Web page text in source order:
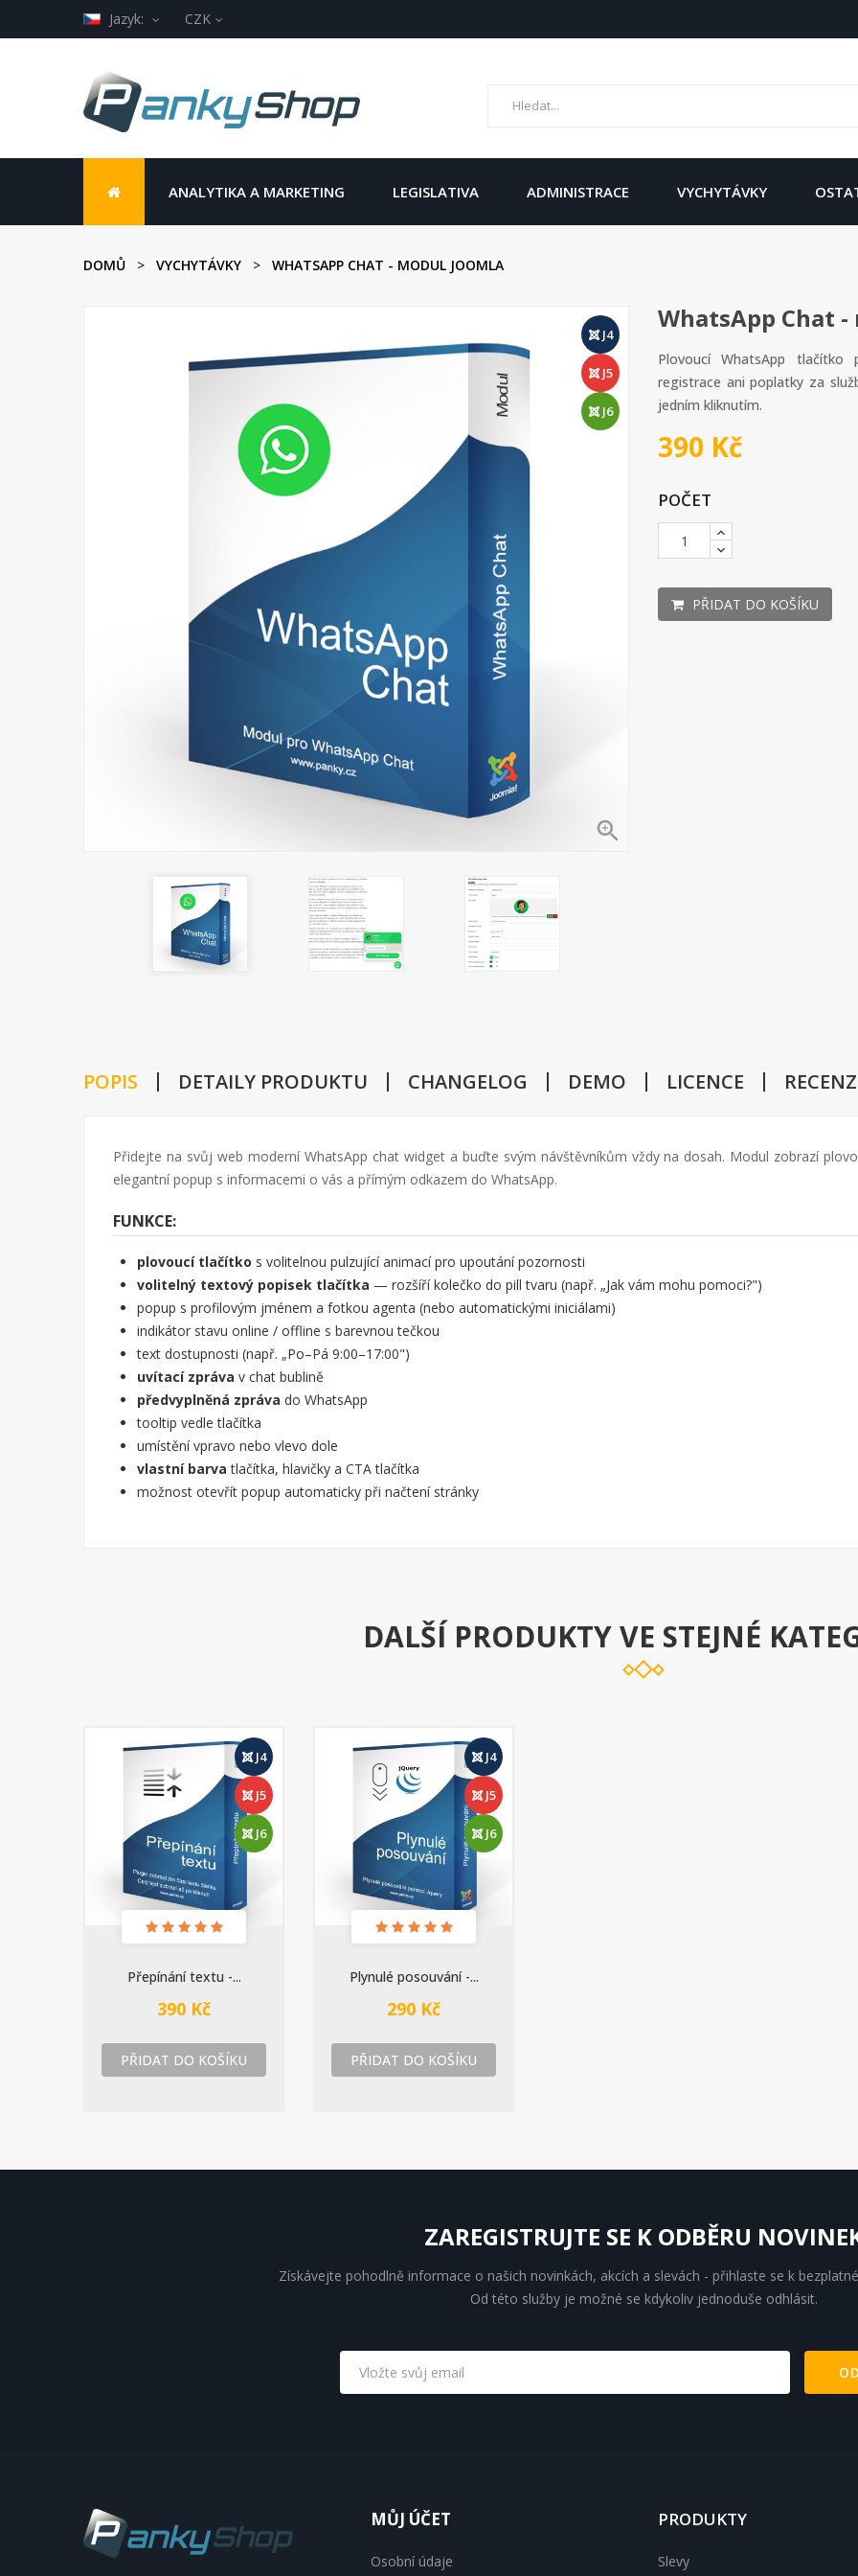
Jazyk: CZK
ANALYTIKA A MARKETING LEGISLATIVA ADMINISTRACE VYCHYTÁVKY
DOMŮ VYCHYTÁVKY WHATSAPP CHAT - MODUL JOOMLA
J4
J5
J6

WhatsApp Chat
Plovoucí WhatsApp tlačítko
registrace ani poplatky za
jedním kliknutím.
390 Kč
POČET
PŘIDAT DO KOŠÍKU
POPIS DETAILY PRODUKTU CHANGELOG DEMO LICENCE
Přidejte na svůj web moderní WhatsApp chat widget a buďte svým návštěvníkům vždy na dosah. Modul zobrazí
elegantní popup s informacemi o vás a přímým odkazem do WhatsApp.
FUNKCE:
plovoucí tlačítko s volitelnou pulzující animací pro upoutání pozornosti
volitelný textový popisek tlačítka — rozšíří kolečko do pill tvaru (např. „Jak vám mohu pomoci?")
popup s profilovým jménem a fotkou agenta (nebo automatickými iniciálami)
indikátor stavu online / offline s barevnou tečkou
text dostupnosti (např. „Po–Pá 9:00–17:00")
uvítací zpráva v chat bublině
předvyplněná zpráva do WhatsApp
tooltip vedle tlačítka
umístění vpravo nebo vlevo dole
vlastní barva tlačítka, hlavičky a CTA tlačítka
možnost otevřít popup automaticky při načtení stránky
DALŠÍ PRODUKTY VE STEJNÉ
J4
J5
J6
Přepínání textu -...
390 Kč
PŘIDAT DO KOŠÍKU
J4
J5
J6
Plynulé posouvání -...
290 Kč
PŘIDAT DO KOŠÍKU
ZAREGISTRUJTE SE K ODBĚRU
Získávejte pohodlně informace o našich novinkách, akcích a slevách - přihlaste se k
Od této služby je možné se kdykoliv jednoduše odhlásit.
MŮJ ÚČET
Osobní údaje
PRODUKTY
Slevy